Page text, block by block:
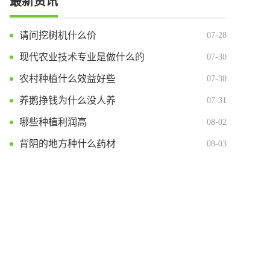
请问挖树机什么价 07-28
现代农业技术专业是做什么的 07-30
农村种植什么效益好些 07-30
养鹅挣钱为什么没人养 07-31
哪些种植利润高 08-02
背阴的地方种什么药材 08-03